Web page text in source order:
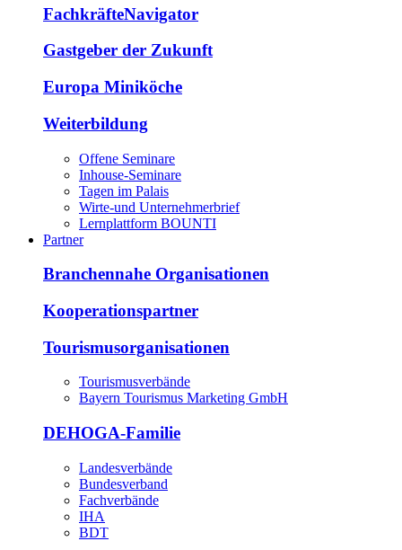
FachkräfteNavigator
Gastgeber der Zukunft
Europa Miniköche
Weiterbildung
Offene Seminare
Inhouse-Seminare
Tagen im Palais
Wirte-und Unternehmerbrief
Lernplattform BOUNTI
Partner
Branchennahe Organisationen
Kooperationspartner
Tourismusorganisationen
Tourismusverbände
Bayern Tourismus Marketing GmbH
DEHOGA-Familie
Landesverbände
Bundesverband
Fachverbände
IHA
BDT